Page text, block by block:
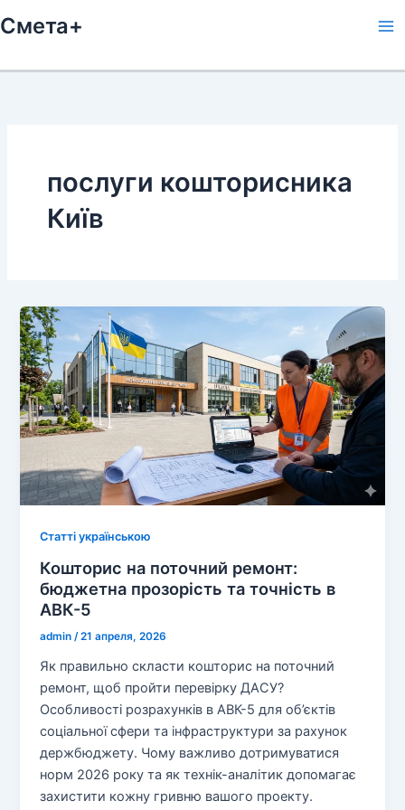
кСмета+
послуги кошторисника
Київ
Статті українською
Кошторис на поточний ремонт:
бюджетна прозорість та точність в
АВК-5
admin/21 апреля, 2026
Як правильно скласти кошторис на поточний
ремонт, щоб пройти перевірку ДАСУ?
Особливості розрахунків в АВК-5 для об’єктів
соціальної сфери та інфраструктури за рахунок
держбюджету. Чому важливо дотримуватися
норм 2026 року та як технік-аналітик допомагає
захистити кожну гривню вашого проекту.